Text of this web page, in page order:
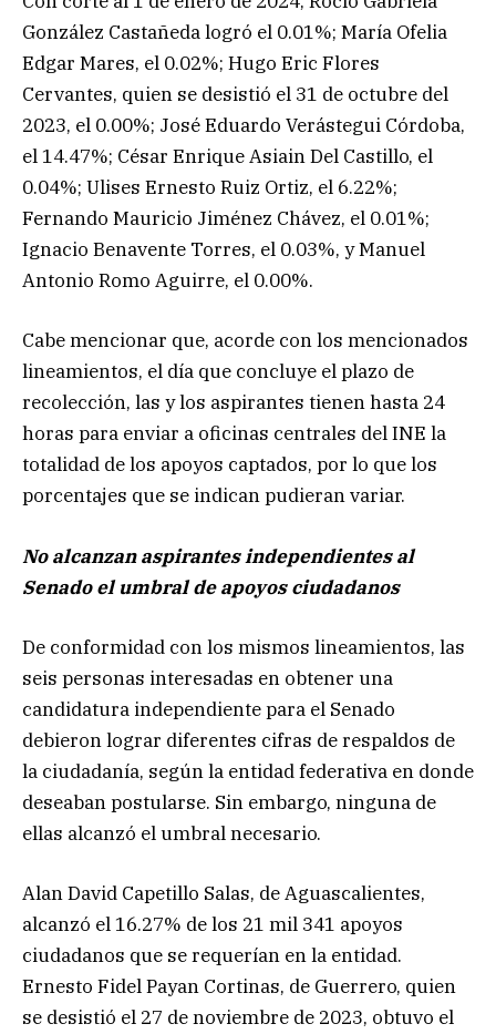
González Castañeda logró el 0.01%; María Ofelia
Edgar Mares, el 0.02%; Hugo Eric Flores
Cervantes, quien se desistió el 31 de octubre del
2023, el 0.00%; José Eduardo Verástegui Córdoba,
el 14.47%; César Enrique Asiain Del Castillo, el
0.04%; Ulises Ernesto Ruiz Ortiz, el 6.22%;
Fernando Mauricio Jiménez Chávez, el 0.01%;
Ignacio Benavente Torres, el 0.03%, y Manuel
Antonio Romo Aguirre, el 0.00%.
Cabe mencionar que, acorde con los mencionados
lineamientos, el día que concluye el plazo de
recolección, las y los aspirantes tienen hasta 24
horas para enviar a oficinas centrales del INE la
totalidad de los apoyos captados, por lo que los
porcentajes que se indican pudieran variar.
No alcanzan aspirantes independientes al
Senado el umbral de apoyos ciudadanos
De conformidad con los mismos lineamientos, las
seis personas interesadas en obtener una
candidatura independiente para el Senado
debieron lograr diferentes cifras de respaldos de
la ciudadanía, según la entidad federativa en donde
deseaban postularse. Sin embargo, ninguna de
ellas alcanzó el umbral necesario.
Alan David Capetillo Salas, de Aguascalientes,
alcanzó el 16.27% de los 21 mil 341 apoyos
ciudadanos que se requerían en la entidad.
Ernesto Fidel Payan Cortinas, de Guerrero, quien
se desistió el 27 de noviembre de 2023, obtuvo el